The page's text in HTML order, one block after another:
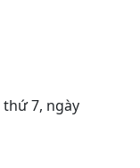
thứ 7, ngày